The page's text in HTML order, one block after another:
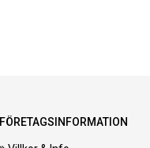
FÖRETAGSINFORMATION